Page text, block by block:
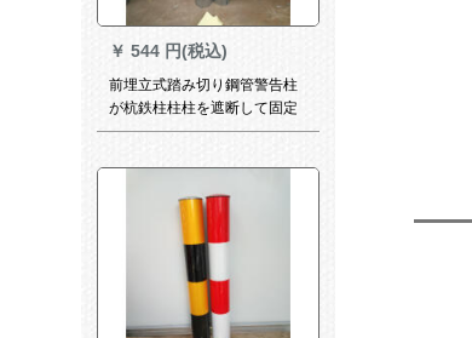
￥ 544 円(税込)
前埋立式踏み切り鋼管警告柱
が杭鉄柱柱柱を遮断して固定
杭1000*76*1.5